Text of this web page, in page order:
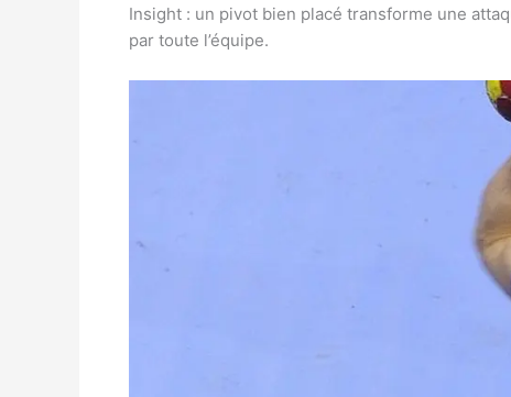
Insight : un pivot bien placé transforme une
par toute l’équipe.